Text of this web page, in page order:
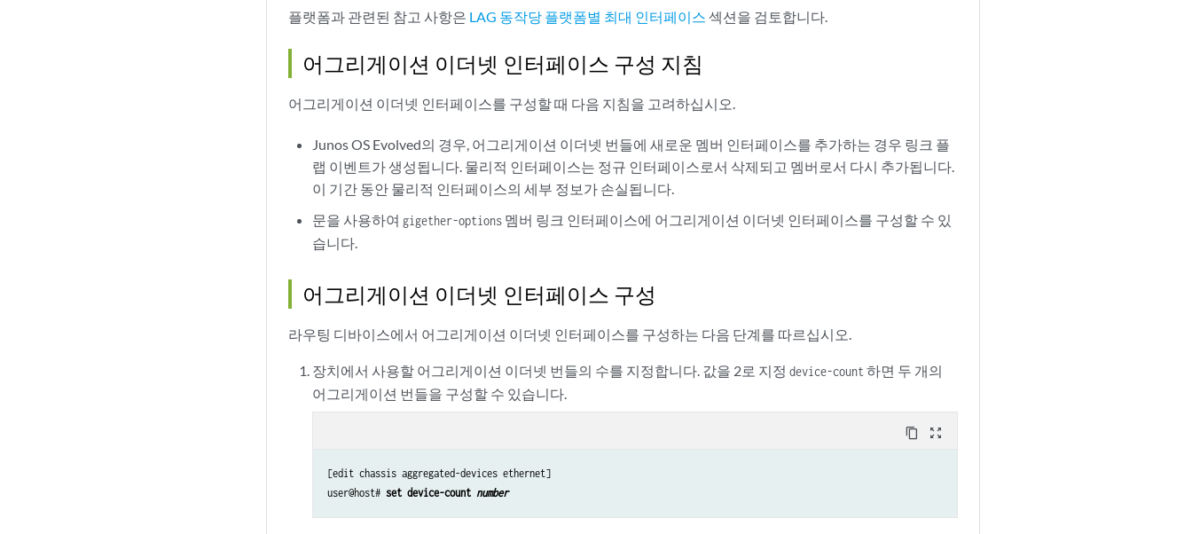
플랫폼과 관련된 참고 사항은 LAG 동작당 플랫폼별 최대 인터페이스 섹션을 검토합니다.
어그리게이션 이더넷 인터페이스 구성 지침
어그리게이션 이더넷 인터페이스를 구성할 때 다음 지침을 고려하십시오.
Junos OS Evolved의 경우, 어그리게이션 이더넷 번들에 새로운 멤버 인터페이스를 추가하는 경우 링크 플
랩 이벤트가 생성됩니다. 물리적 인터페이스는 정규 인터페이스로서 삭제되고 멤버로서 다시 추가됩니다.
이 기간 동안 물리적 인터페이스의 세부 정보가 손실됩니다.
문을 사용하여 gigether-options 멤버 링크 인터페이스에 어그리게이션 이더넷 인터페이스를 구성할 수 있
습니다.
어그리게이션 이더넷 인터페이스 구성
라우팅 디바이스에서 어그리게이션 이더넷 인터페이스를 구성하는 다음 단계를 따르십시오.
장치에서 사용할 어그리게이션 이더넷 번들의 수를 지정합니다. 값을 2로 지정device-count하면 두 개의
어그리게이션 번들을 구성할 수 있습니다.
content_copy zoom_out_map
[edit chassis aggregated-devices ethernet]
user@host# set device-count number